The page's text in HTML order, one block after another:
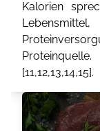
Kalorien
[11,12,13,14,15].